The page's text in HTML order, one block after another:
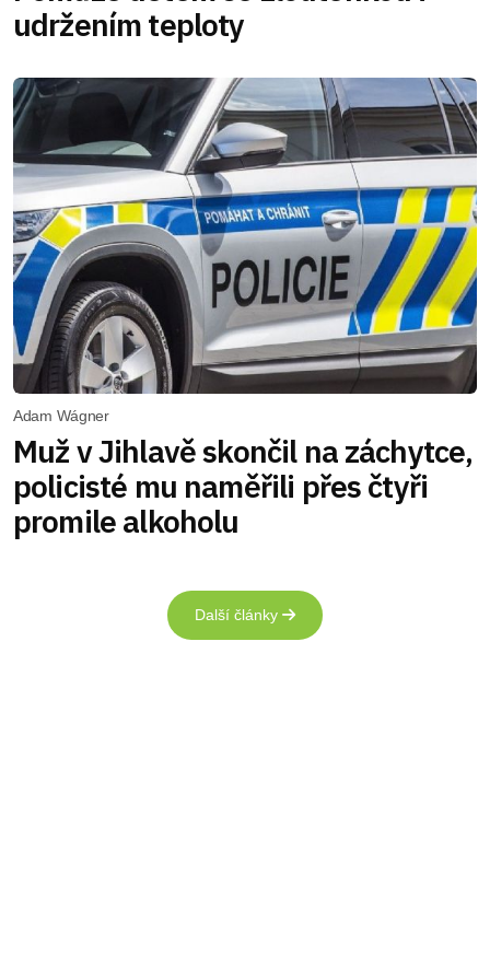
udržením teploty
Adam Wágner
Muž v Jihlavě skončil na záchytce,
policisté mu naměřili přes čtyři
promile alkoholu
Další články